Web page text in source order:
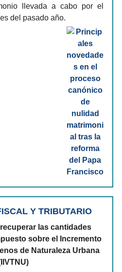
llevada a cabo por el
del pasado año.
Y TRIBUTARIO
las cantidades
sobre el Incremento
de Naturaleza Urbana